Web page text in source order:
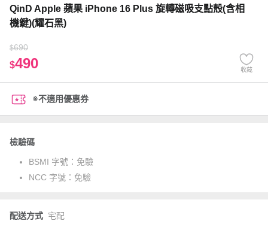
QinD Apple 蘋果 iPhone 16 Plus 旋轉磁吸支點殼(含相
機鍵)(耀石黑)
$690
$490 收藏
※不適用優惠券
檢驗碼
BSMI 字號： 免驗
NCC 字號： 免驗
配送方式 宅配